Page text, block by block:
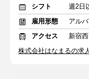
シフト
雇用形態
アル
アクセス
新宿
株式会社はなまるの求